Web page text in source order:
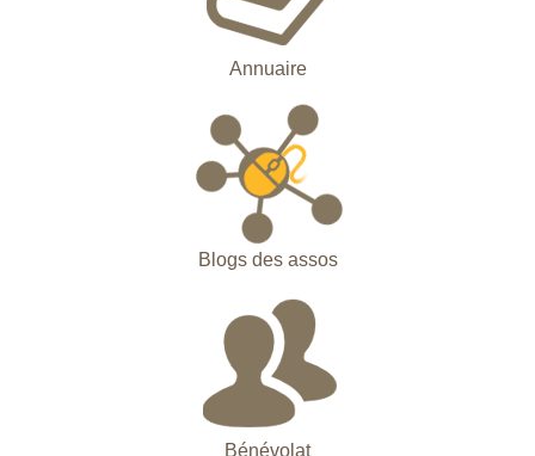
Annuaire
Blogs des assos
Bénévolat